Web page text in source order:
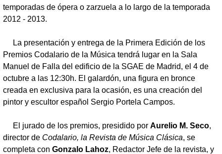
temporadas de ópera o zarzuela a lo largo de la temporada
2012 - 2013.
La presentación y entrega de la Primera Edición de los
Premios Codalario de la Música tendrá lugar en la Sala
Manuel de Falla del edificio de la SGAE de Madrid, el 4 de
octubre a las 12:30h. El galardón, una figura en bronce
creada en exclusiva para la ocasión, es una creación del
pintor y escultor español Sergio Portela Campos.
El jurado de los premios, presidido por Aurelio M. Seco,
director de Codalario, la Revista de Música Clásica, se
completa con Gonzalo Lahoz, Redactor Jefe de la revista, y